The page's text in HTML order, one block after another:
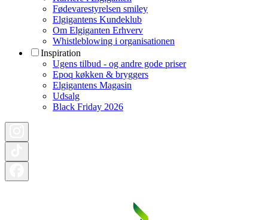
Fødevarestyrelsen smiley
Elgigantens Kundeklub
Om Elgiganten Erhverv
Whistleblowing i organisationen
Inspiration
Ugens tilbud - og andre gode priser
Epoq køkken & bryggers
Elgigantens Magasin
Udsalg
Black Friday 2026